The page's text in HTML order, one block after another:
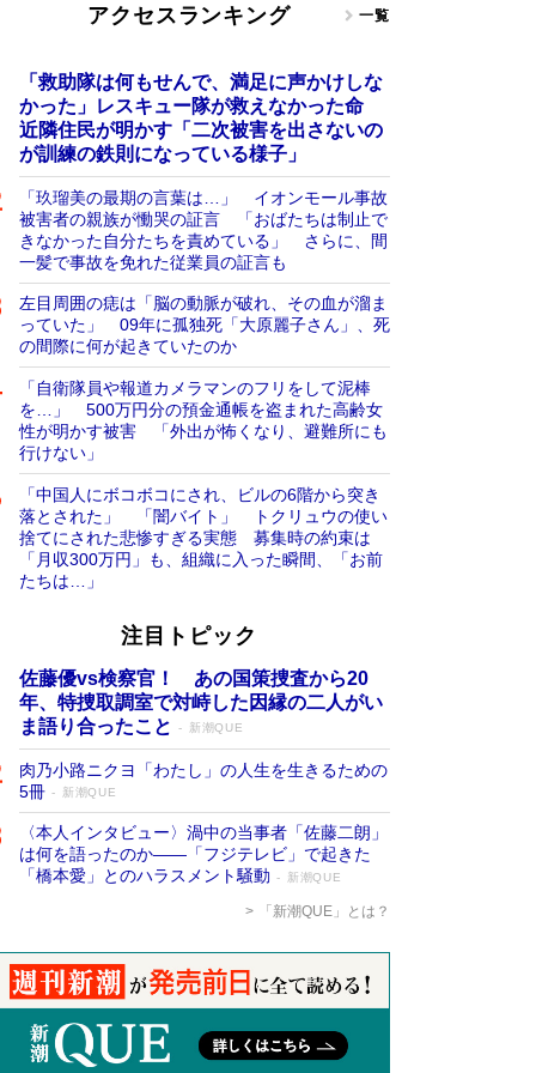
アクセスランキング 一覧
「救助隊は何もせんで、満足に声かけしな
かった」レスキュー隊が救えなかった命
近隣住民が明かす「二次被害を出さないの
が訓練の鉄則になっている様子」
「玖瑠美の最期の言葉は…」 イオンモール事故
被害者の親族が慟哭の証言 「おばたちは制止で
きなかった自分たちを責めている」 さらに、間
一髪で事故を免れた従業員の証言も
左目周囲の痣は「脳の動脈が破れ、その血が溜ま
っていた」 09年に孤独死「大原麗子さん」、死
の間際に何が起きていたのか
「自衛隊員や報道カメラマンのフリをして泥棒
を…」 500万円分の預金通帳を盗まれた高齢女
性が明かす被害 「外出が怖くなり、避難所にも
行けない」
「中国人にボコボコにされ、ビルの6階から突き
落とされた」 「闇バイト」 トクリュウの使い
捨てにされた悲惨すぎる実態 募集時の約束は
「月収300万円」も、組織に入った瞬間、「お前
たちは…」
注目トピック
佐藤優vs検察官！ あの国策捜査から20
年、特捜取調室で対峙した因縁の二人がい
ま語り合ったこと
新潮QUE
肉乃小路ニクヨ「わたし」の人生を生きるための
5冊
新潮QUE
〈本人インタビュー〉渦中の当事者「佐藤二朗」
は何を語ったのか――「フジテレビ」で起きた
「橋本愛」とのハラスメント騒動
新潮QUE
「新潮QUE」とは？